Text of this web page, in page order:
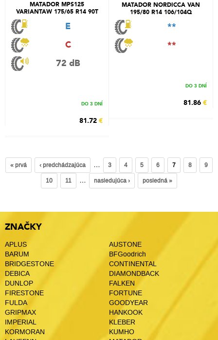
MATADOR MPS125
VARIANTAW 175/65 R14 90T
E
C
72 dB
DO 3 DNÍ
81.72 €
MATADOR NORDICCA VAN
195/80 R14 106/104Q
**
**
DO 3 DNÍ
81.86 €
« prvá ‹ predchádzajúca … 3 4 5 6 7 8
9
10
11 … nasledujúca › posledná »
ZNAČKY
APLUS
AUSTONE
BARUM
BFGoodrich
BRIDGESTONE
CONTINENTAL
DEBICA
DIAMONDBACK
DUNLOP
FALKEN
FIRESTONE
FORTUNE
FULDA
GOODYEAR
GRIPMAX
HANKOOK
IMPERIAL
KLEBER
KORMORAN
KUMHO